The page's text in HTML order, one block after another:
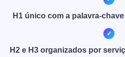
H1 único com a palavra-
H2 e H3 organizados por